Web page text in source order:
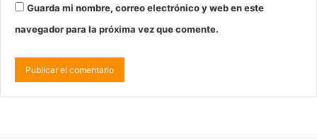
Guarda mi nombre, correo electrónico y web en este
navegador para la próxima vez que comente.